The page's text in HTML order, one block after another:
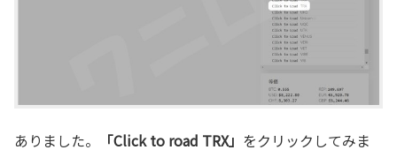
ありました。 「Click to road TRX」 をクリックしてみま